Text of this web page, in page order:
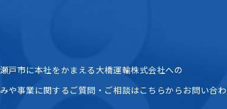
戸市に本社をかまえる大橋運輸株式会社への
や事業に関するご質問・ご相談はこちらからお問い合